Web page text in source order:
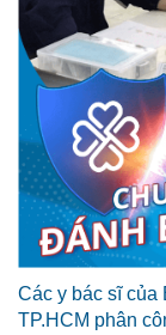
Các y bác sĩ của
TP.HCM phân